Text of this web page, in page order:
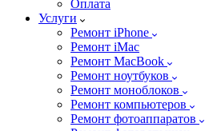
Оплата
Услуги
Ремонт iPhone
Ремонт iMac
Ремонт MacBook
Ремонт ноутбуков
Ремонт моноблоков
Ремонт компьютеров
Ремонт фотоаппаратов